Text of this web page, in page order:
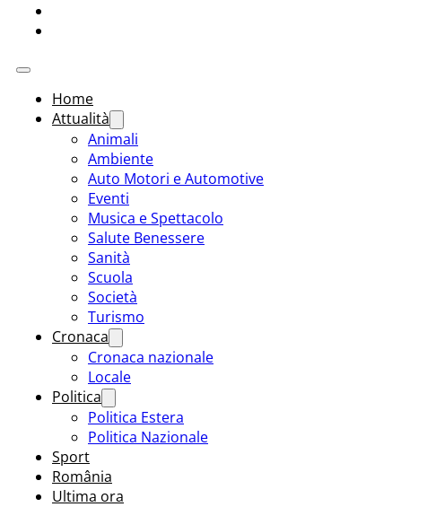
Home
Attualità
Animali
Ambiente
Auto Motori e Automotive
Eventi
Musica e Spettacolo
Salute Benessere
Sanità
Scuola
Società
Turismo
Cronaca
Cronaca nazionale
Locale
Politica
Politica Estera
Politica Nazionale
Sport
România
Ultima ora